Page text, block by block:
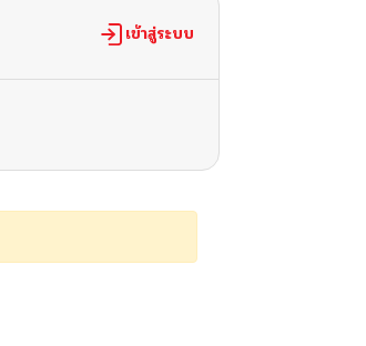
เข้าสู่ระบบ